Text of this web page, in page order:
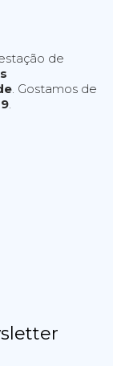
de
. Gostamos de
.